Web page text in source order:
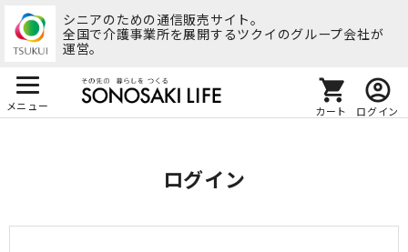
シニアのための通信販売サイト。
全国で介護事業所を展開するツクイのグループ会社が
運営。
メニュー カート ログイン
ログイン